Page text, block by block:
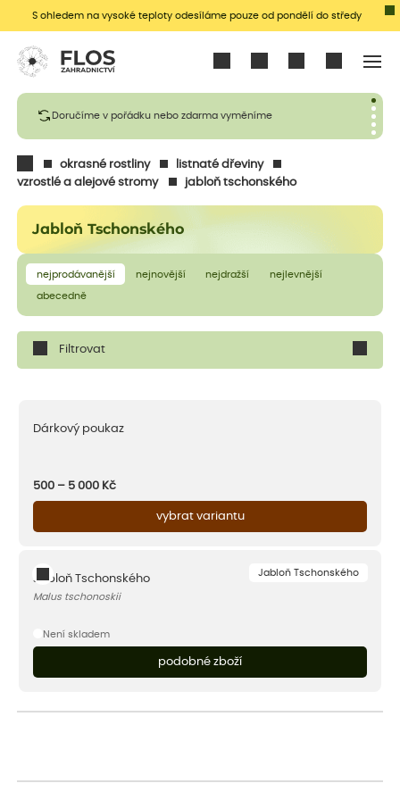
S ohledem na vysoké teploty odesíláme pouze od pondělí do středy
Doručíme v pořádku nebo zdarma vyměníme
okrasné rostliny
listnaté dřeviny
vzrostlé a alejové stromy
jabloň tschonského
Jabloň Tschonského
nejprodávanější nejnovější nejdražší nejlevnější
abecedně
Filtrovat
Dárkový poukaz
500 – 5 000 Kč
vybrat variantu
Jabloň Tschonského
Jabloň Tschonského
Malus tschonoskii
Není skladem
podobné zboží